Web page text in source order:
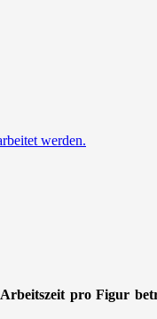
werden.
pro Figur